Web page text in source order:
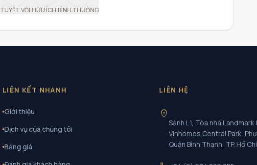
TUYỆT VỜI HỮU ÍCH BÌNH THƯỜNG
LIÊN KẾT NHANH
Giới thiệu
Dịch vụ của chúng tôi
Bảng giá
LIÊN HỆ
location_on
Sảnh L1, Tòa nhà Landmark
Vinhomes Central Park,
Quận Bình Thạnh, TP. Hồ